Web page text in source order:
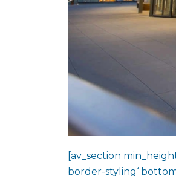
[av_section
border-styling‘